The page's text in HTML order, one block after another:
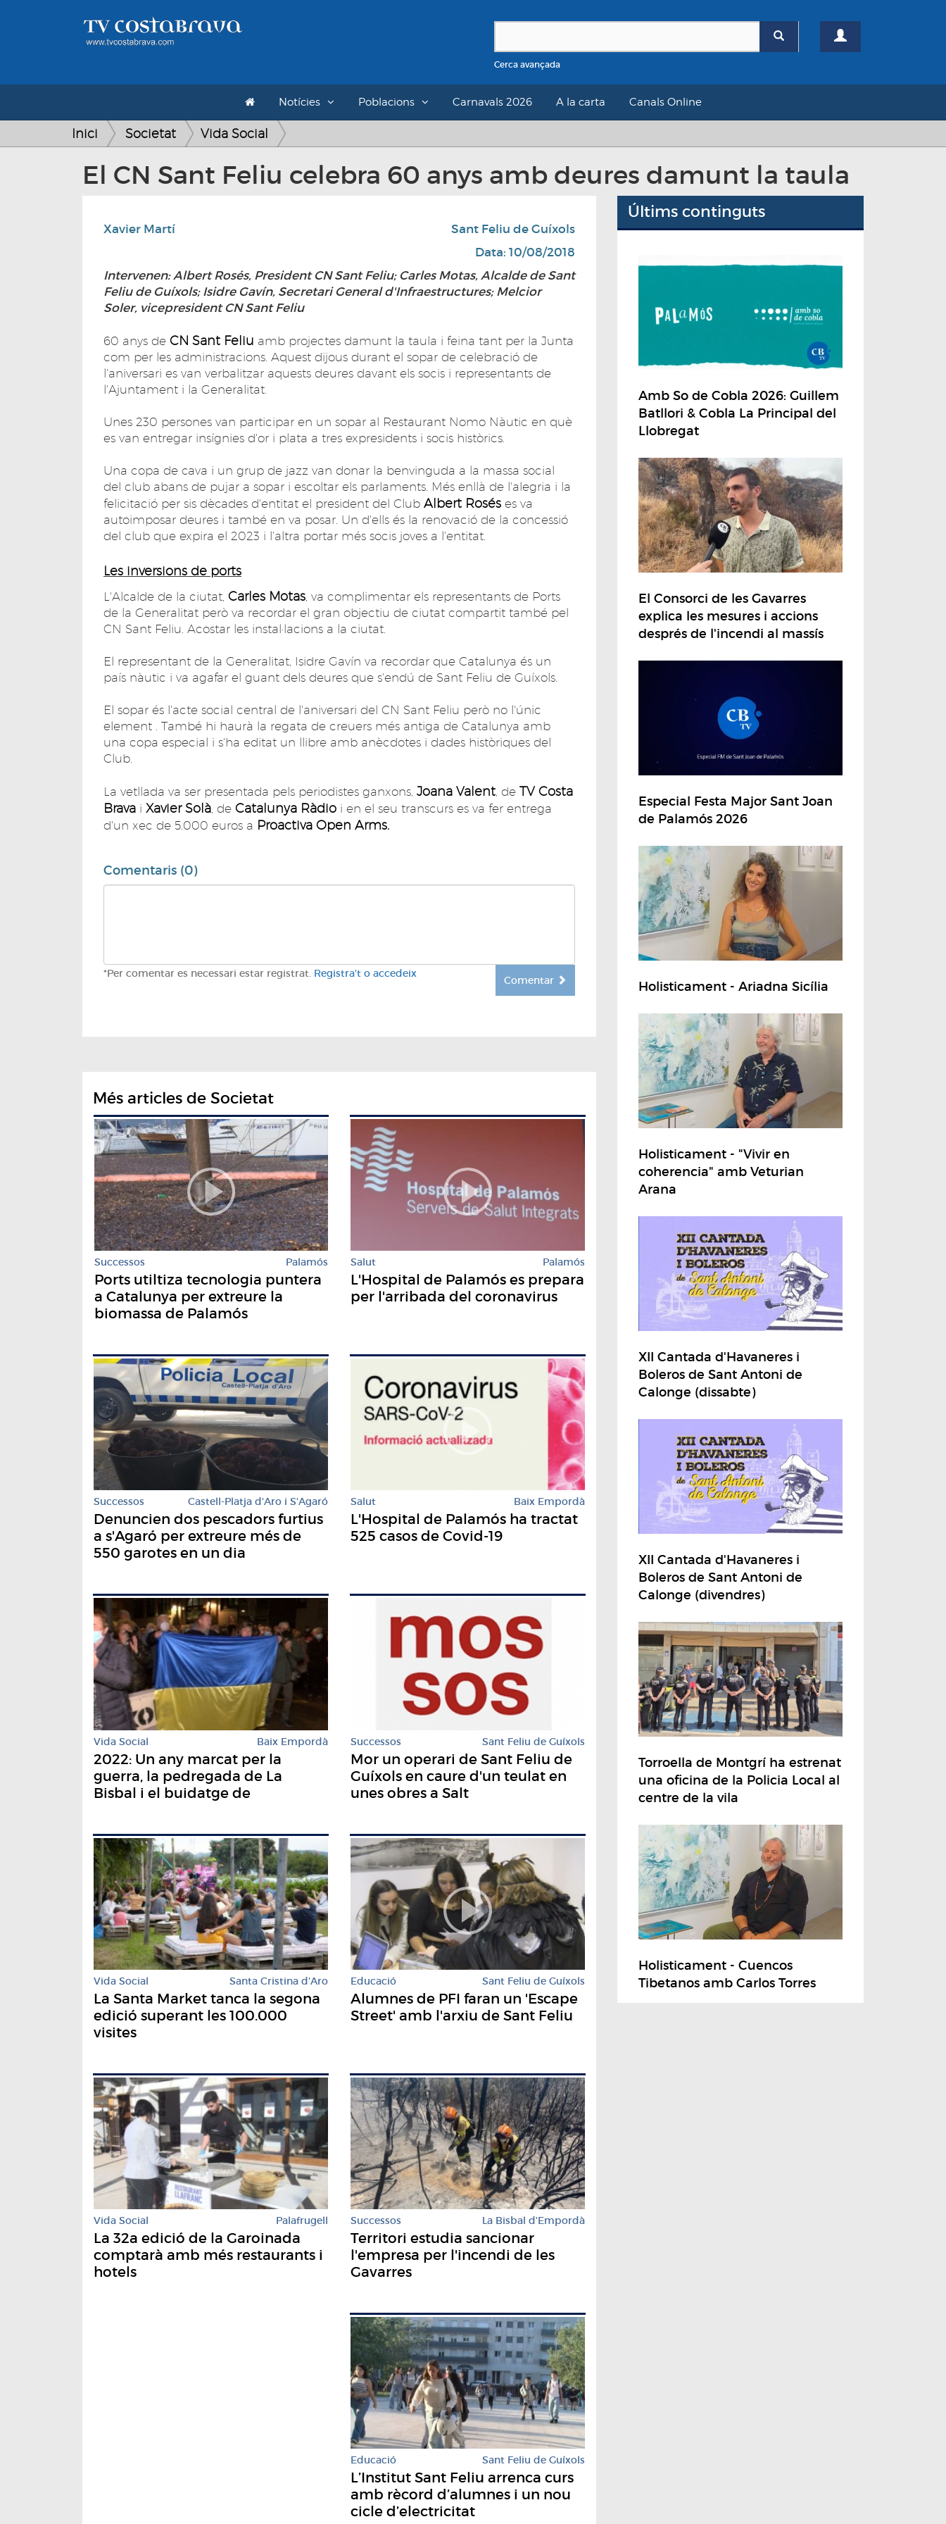
Cerca avançada
Notícies Poblacions Carnavals 2026 A la carta Canals Online
Inici Societat Vida Social
El CN Sant Feliu celebra 60 anys amb deures damunt la taula
Xavier Martí
Sant Feliu de Guíxols
Data: 10/08/2018
Intervenen: Albert Rosés, President CN Sant Feliu; Carles Motas, Alcalde de Sant
Feliu de Guíxols; Isidre Gavín, Secretari General d'Infraestructures; Melcior
Soler, vicepresident CN Sant Feliu
60 anys de CN Sant Feliu amb projectes damunt la taula i feina tant per la Junta
com per les administracions. Aquest dijous durant el sopar de celebració de
l'aniversari es van verbalitzar aquests deures davant els socis i representants de
l'Ajuntament i la Generalitat.
Unes 230 persones van participar en un sopar al Restaurant Nomo Nàutic en què
es van entregar insígnies d'or i plata a tres expresidents i socis històrics.
Una copa de cava i un grup de jazz van donar la benvinguda a la massa social
del club abans de pujar a sopar i escoltar els parlaments. Més enllà de l'alegria i la
felicitació per sis dècades d'entitat el president del Club Albert Rosés es va
autoimposar deures i també en va posar. Un d'ells és la renovació de la concessió
del club que expira el 2023 i l'altra portar més socis joves a l'entitat.
Les inversions de ports
L'Alcalde de la ciutat, Carles Motas, va complimentar els representants de Ports
de la Generalitat però va recordar el gran objectiu de ciutat compartit també pel
CN Sant Feliu. Acostar les instal·lacions a la ciutat.
El representant de la Generalitat, Isidre Gavín va recordar que Catalunya és un
país nàutic i va agafar el guant dels deures que s'endú de Sant Feliu de Guíxols.
El sopar és l'acte social central de l'aniversari del CN Sant Feliu però no l'únic
element . També hi haurà la regata de creuers més antiga de Catalunya amb
una copa especial i s'ha editat un llibre amb anècdotes i dades històriques del
Club.
La vetllada va ser presentada pels periodistes ganxons, Joana Valent, de TV Costa
Brava i Xavier Solà, de Catalunya Ràdio i en el seu transcurs es va fer entrega
d'un xec de 5.000 euros a Proactiva Open Arms.
Comentaris (0)
*Per comentar es necessari estar registrat. Registra't o accedeix
Comentar
Més articles de Societat
Successos Palamós
Ports utiltiza tecnologia puntera
a Catalunya per extreure la
biomassa de Palamós
Salut Palamós
L'Hospital de Palamós es prepara
per l'arribada del coronavirus
Successos Castell-Platja d'Aro i S'Agaró
Denuncien dos pescadors furtius
a s'Agaró per extreure més de
550 garotes en un dia
Salut Baix Empordà
L'Hospital de Palamós ha tractat
525 casos de Covid-19
Vida Social Baix Empordà
2022: Un any marcat per la
guerra, la pedregada de La
Bisbal i el buidatge de
Successos Sant Feliu de Guíxols
Mor un operari de Sant Feliu de
Guíxols en caure d'un teulat en
unes obres a Salt
Vida Social Santa Cristina d'Aro
La Santa Market tanca la segona
edició superant les 100.000
visites
Educació Sant Feliu de Guíxols
Alumnes de PFI faran un 'Escape
Street' amb l'arxiu de Sant Feliu
Vida Social Palafrugell
La 32a edició de la Garoinada
comptarà amb més restaurants i
hotels
Successos La Bisbal d'Empordà
Territori estudia sancionar
l'empresa per l'incendi de les
Gavarres
Educació Sant Feliu de Guíxols
L’Institut Sant Feliu arrenca curs
amb rècord d’alumnes i un nou
cicle d’electricitat
Últims continguts
Amb So de Cobla 2026: Guillem
Batllori & Cobla La Principal del
Llobregat
El Consorci de les Gavarres
explica les mesures i accions
després de l'incendi al massís
Especial Festa Major Sant Joan
de Palamós 2026
Holisticament - Ariadna Sicília
Holisticament - "Vivir en
coherencia" amb Veturian
Arana
XII Cantada d'Havaneres i
Boleros de Sant Antoni de
Calonge (dissabte)
XII Cantada d'Havaneres i
Boleros de Sant Antoni de
Calonge (divendres)
Torroella de Montgrí ha estrenat
una oficina de la Policia Local al
centre de la vila
Holisticament - Cuencos
Tibetanos amb Carlos Torres